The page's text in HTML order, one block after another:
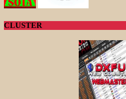
CLUSTER